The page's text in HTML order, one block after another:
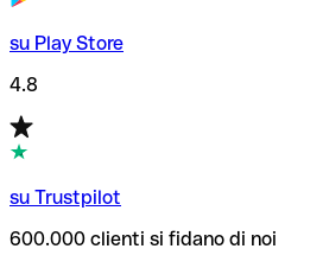
su Play Store
4.8
su Trustpilot
600.000 clienti si fidano di noi